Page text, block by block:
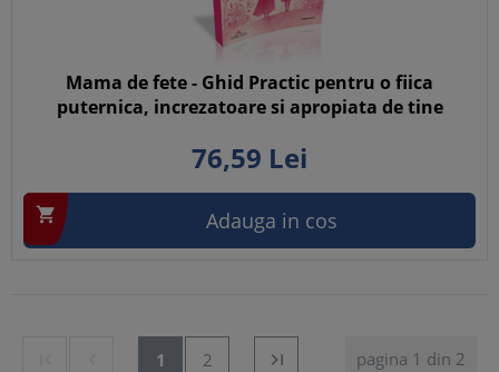
Mama de fete - Ghid Practic pentru o fiica
puternica, increzatoare si apropiata de tine
76,59 Lei
 Adauga in cos
1 2 pagina 1 din 2
